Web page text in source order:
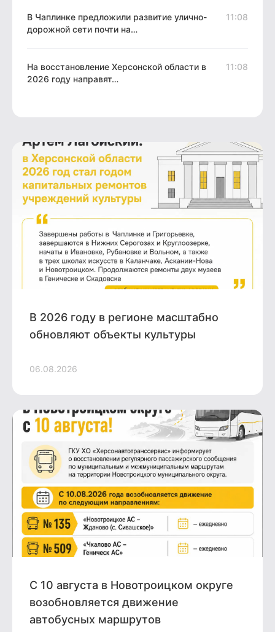
В Чаплинке предложили развитие улично-
дорожной сети почти на…
11:08
На восстановление Херсонской области в
2026 году направят…
11:08
В 2026 году в регионе масштабно
обновляют объекты культуры
06.08.2026
С 10 августа в Новотроицком округе
возобновляется движение
автобусных маршрутов